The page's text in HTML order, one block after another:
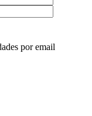
por email